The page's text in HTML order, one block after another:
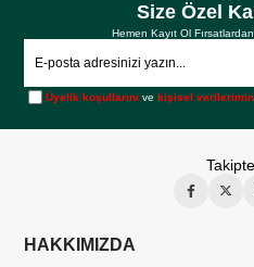
Size Özel
Hemen Kayıt Ol
Üyelik koşullarını vekişisel verilerimin
HAKKIMIZDA